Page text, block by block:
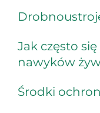
Jak często
nawyków
Środki